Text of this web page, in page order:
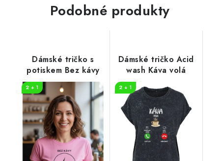
Podobné produkty
Dámské tričko s
potiskem Bez kávy
2 + 1
Dámské tričko Acid
wash Káva volá
2 + 1